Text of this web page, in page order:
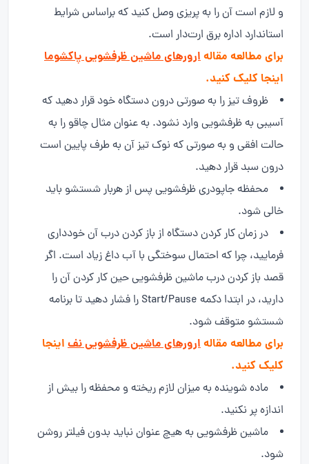
و لازم است آن را به پریزی وصل کنید که براساس شرایط
استاندارد اداره برق ارت‌دار است.
برای مطالعه مقالهارورهای ماشین ظرفشویی پاکشوما
اینجا کلیک کنید.
ظروف تیز را به صورتی درون دستگاه خود قرار دهید که
آسیبی به ظرفشویی وارد نشود. به عنوان مثال چاقو را به
حالت افقی و به صورتی که نوک تیز آن به طرف پایین است
درون سبد قرار دهید.
محفظه جاپودری ظرفشویی پس از هربار شستشو باید
خالی شود.
در زمان کار کردن دستگاه از باز کردن درب آن خودداری
فرمایید، چرا که احتمال سوختگی با آب داغ زیاد است. اگر
قصد باز کردن درب ماشین ظرفشویی حین کار کردن آن را
دارید، در ابتدا دکمه Start/Pause را فشار دهید تا برنامه
شستشو متوقف شود.
برای مطالعه مقالهارورهای ماشین ظرفشویی نف اینجا
کلیک کنید.
ماده شوینده به میزان لازم ریخته و محفظه را بیش از
اندازه پر نکنید.
ماشین ظرفشویی به هیچ عنوان نباید بدون فیلتر روشن
شود.